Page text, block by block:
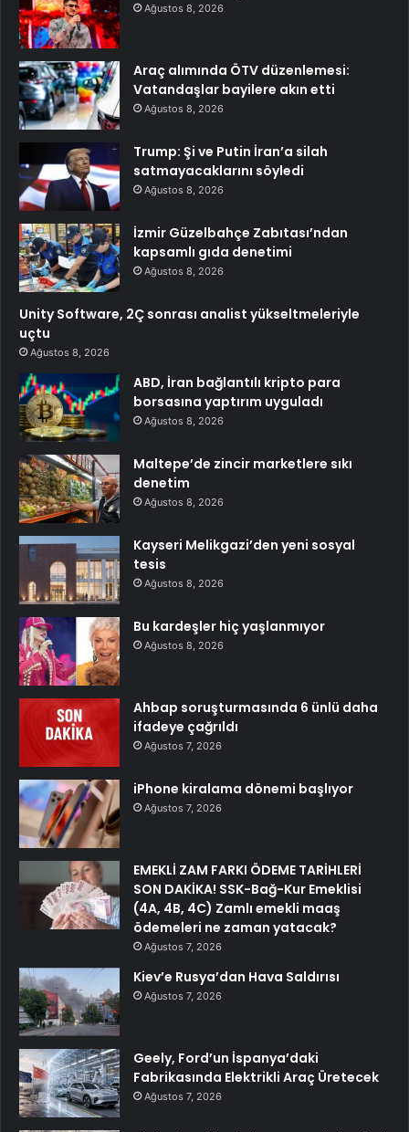
Ağustos 8, 2026
Araç alımında ÖTV düzenlemesi:
Vatandaşlar bayilere akın etti
Ağustos 8, 2026
Trump: Şi ve Putin İran’a silah
satmayacaklarını söyledi
Ağustos 8, 2026
İzmir Güzelbahçe Zabıtası’ndan
kapsamlı gıda denetimi
Ağustos 8, 2026
Unity Software, 2Ç sonrası analist yükseltmeleriyle
uçtu
Ağustos 8, 2026
ABD, İran bağlantılı kripto para
borsasına yaptırım uyguladı
Ağustos 8, 2026
Maltepe’de zincir marketlere sıkı
denetim
Ağustos 8, 2026
Kayseri Melikgazi’den yeni sosyal
tesis
Ağustos 8, 2026
Bu kardeşler hiç yaşlanmıyor
Ağustos 8, 2026
Ahbap soruşturmasında 6 ünlü daha
ifadeye çağrıldı
Ağustos 7, 2026
iPhone kiralama dönemi başlıyor
Ağustos 7, 2026
EMEKLİ ZAM FARKI ÖDEME TARİHLERİ
SON DAKİKA! SSK-Bağ-Kur Emeklisi
(4A, 4B, 4C) Zamlı emekli maaş
ödemeleri ne zaman yatacak?
Ağustos 7, 2026
Kiev’e Rusya’dan Hava Saldırısı
Ağustos 7, 2026
Geely, Ford’un İspanya’daki
Fabrikasında Elektrikli Araç Üretecek
Ağustos 7, 2026